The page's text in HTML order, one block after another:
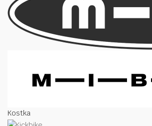
Kostka